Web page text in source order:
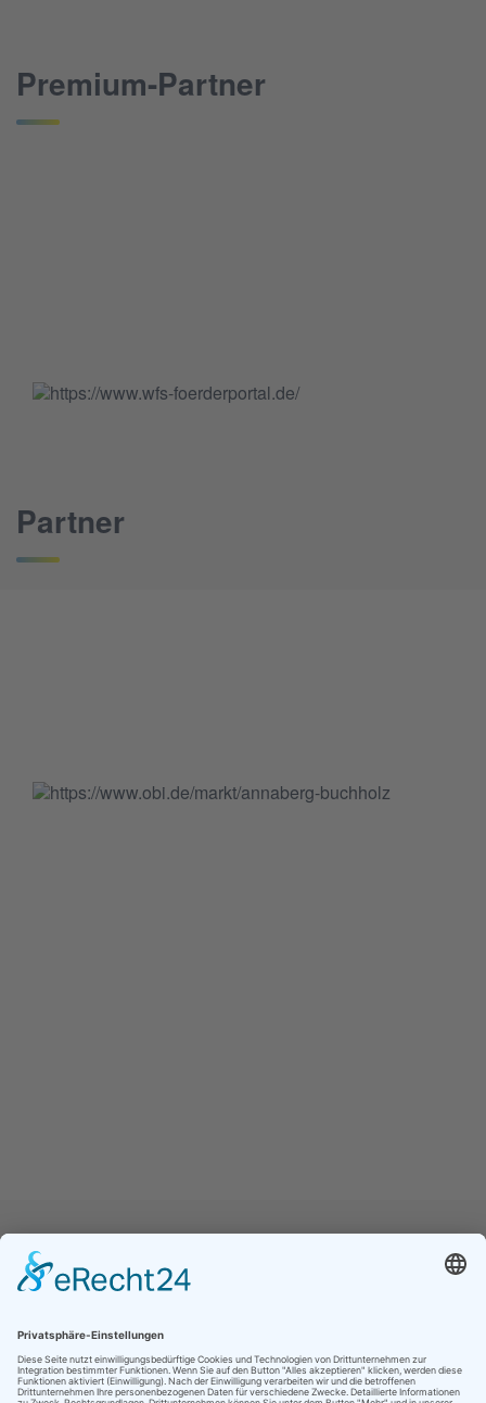
Premium-Partner
Partner
Jetzt folgen für noch mehr Einblicke ins
Vereinsleben: